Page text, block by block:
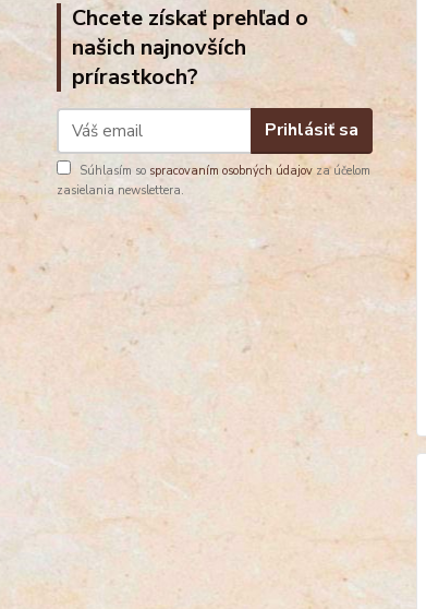
Chcete získať prehľad o
našich najnovších
prírastkoch?
Prihlásiť sa
Súhlasím so spracovaním osobných údajov za účelom
zasielania newslettera.